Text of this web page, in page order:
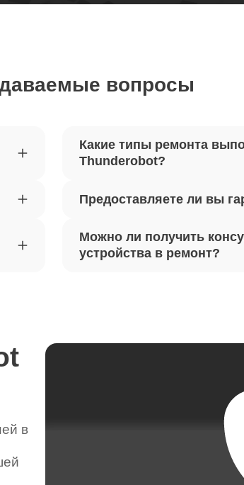
Thunderobot 90
ноутбуков
80
Thunderobot 80
100
Thunderobot
вопросы
Какие типы ремонта
Thunderobot?
Предоставляете ли вы
Можно ли получить
устройства в ремонт?
в